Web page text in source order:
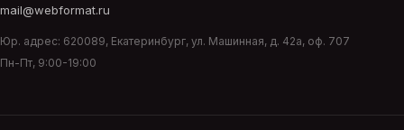
mail@webformat.ru
Юр. адрес: 620089, Екатеринбург, ул. Машинная, д. 42а, оф. 707
Пн-Пт, 9:00-19:00